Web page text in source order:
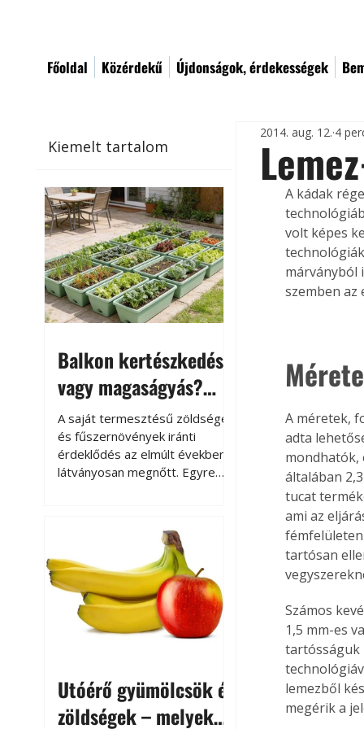
Főoldal Közérdekű Újdonságok, érdekességek
Kiemelt tartalom
Balkon kertészkedés
vagy magaságyás?
Helytakarékos
kertészkedés
A saját termesztésű zöldségek
és fűszernövények iránti
érdeklődés az elmúlt években
látványosan megnőtt. Egyre
kertészkedés sokak számára
kikapcsolódást és feltöltődést
is jelent.
Utóérő gyümölcsök és
zöldségek – melyek
2014. aug. 12. 4
A kádak
volt képes
márványból
szemben az
A méretek,
adta
mondhatók,
általában
tucat
ami az
tartósan
Számos
1,5 mm-es
tartósságuk
lemezből
megérik a